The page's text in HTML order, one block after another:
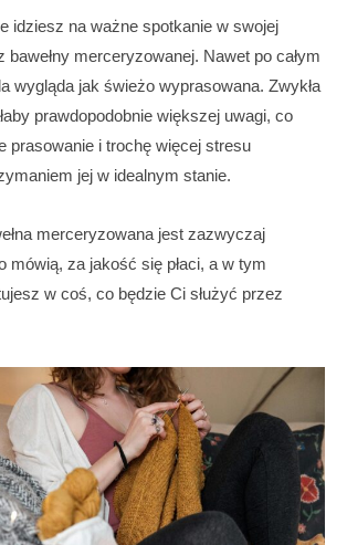
idziesz na ważne spotkanie w swojej
bawełny merceryzowanej. Nawet po całym
wygląda jak świeżo wyprasowana. Zwykła
prawdopodobnie większej uwagi, co
prasowanie i trochę więcej stresu
jej w idealnym stanie.
merceryzowana jest zazwyczaj
mówią, za jakość się płaci, a w tym
w coś, co będzie Ci służyć przez